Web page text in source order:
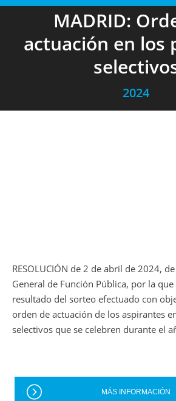
MADRID:
actuación en los
2024
RESOLUCIÓN de 2 de abril de 2024,
General de Función Pública, por la
resultado del sorteo efectuado con
orden de actuación de los aspirantes
selectivos que se celebren durante el
MÁS INFORMACIÓN